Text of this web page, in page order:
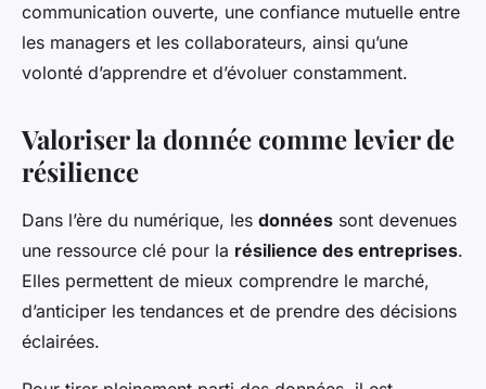
communication ouverte, une confiance mutuelle entre
les managers et les collaborateurs, ainsi qu’une
volonté d’apprendre et d’évoluer constamment.
Valoriser la donnée comme levier de
résilience
Dans l’ère du numérique, les données sont devenues
une ressource clé pour la résilience des entreprises.
Elles permettent de mieux comprendre le marché,
d’anticiper les tendances et de prendre des décisions
éclairées.